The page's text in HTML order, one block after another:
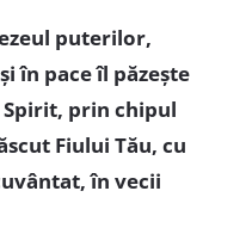
puterilor,
în pace îl păzește
prin chipul
Fiului Tău, cu
în vecii